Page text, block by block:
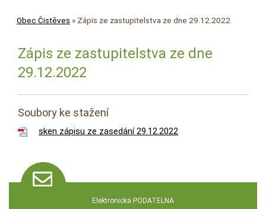
Obec Čistěves » Zápis ze zastupitelstva ze dne 29.12.2022
Zápis ze zastupitelstva ze dne
29.12.2022
Soubory ke stažení
sken zápisu ze zasedání 29.12.2022
Elektronická PODATELNA